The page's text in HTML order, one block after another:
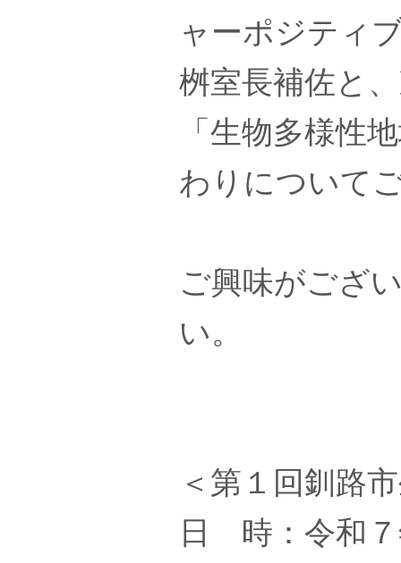
ャーポジティ
桝室長補佐と
「生物多様性
わりについて
ご興味がござ
い。
＜第１回釧路
日 時：令和